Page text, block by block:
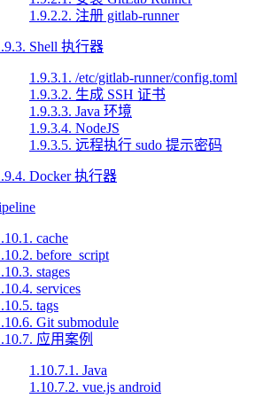
1.9.2.2. 注册 gitlab-runner
Shell 执行器
1.9.3.1. /etc/gitlab-runner/config.toml
1.9.3.2. 生成 SSH 证书
1.9.3.3. Java 环境
1.9.3.4. NodeJS
1.9.3.5. 远程执行 sudo 提示密码
Docker 执行器
cache
before_script
stages
services
tags
Git submodule
应用案例
1.10.7.1. Java
1.10.7.2. vue.js android